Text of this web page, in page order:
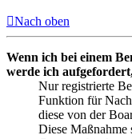
Nach oben
Wenn ich bei einem
werde ich
Nur registrierte
Funktion für
diese von der
Diese Maßnahme